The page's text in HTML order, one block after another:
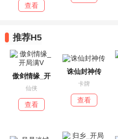
查看
推荐H5
傲剑情缘_开
仙侠
查看
诛仙封神传
卡牌
查看